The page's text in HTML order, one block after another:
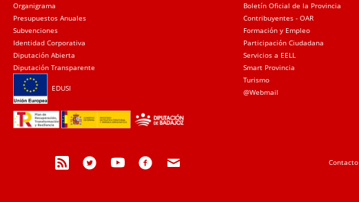
Organigrama
Presupuestos Anuales
Subvenciones
Identidad Corporativa
Diputación Abierta
Diputación Transparente
EDUSI
Boletín Oficial de la Provincia
Contribuyentes - OAR
Formación y Empleo
Participación Ciudadana
Servicios a EELL
Smart Provincia
Turismo
@Webmail
Contacto